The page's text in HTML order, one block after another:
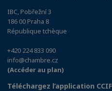
IBC, Pobřežní 3
186 00 Praha 8
République tchèque
+420 224 833 090
info@chambre.cz
(Accéder au plan)
Téléchargez l’application